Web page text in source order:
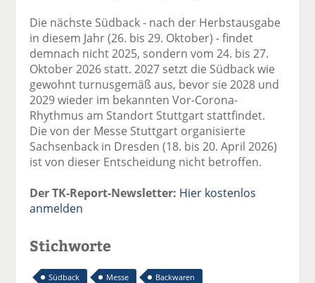
Die nächste Südback - nach der Herbstausgabe
in diesem Jahr (26. bis 29. Oktober) - findet
demnach nicht 2025, sondern vom 24. bis 27.
Oktober 2026 statt. 2027 setzt die Südback wie
gewohnt turnusgemäß aus, bevor sie 2028 und
2029 wieder im bekannten Vor-Corona-
Rhythmus am Standort Stuttgart stattfindet.
Die von der Messe Stuttgart organisierte
Sachsenback in Dresden (18. bis 20. April 2026)
ist von dieser Entscheidung nicht betroffen.
Der TK-Report-Newsletter: Hier kostenlos
anmelden
Stichworte
Südback Messe Backwaren